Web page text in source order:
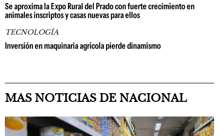
Se aproxima la Expo Rural del Prado con fuerte crecimiento en
animales inscriptos y casas nuevas para ellos
TECNOLOGÍA
Inversión en maquinaria agrícola pierde dinamismo
MAS NOTICIAS DE NACIONAL